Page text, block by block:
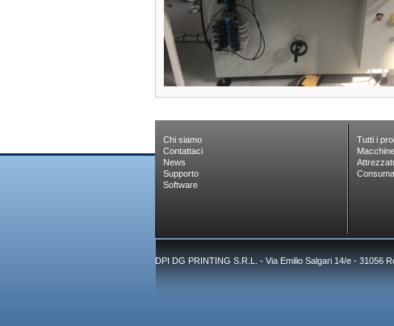
Chi siamo
Contattaci
News
Supporto
Software
Tutti i
DPI DG PRINTING S.R.L. - Via Emilio Salgari 14/e - 31056